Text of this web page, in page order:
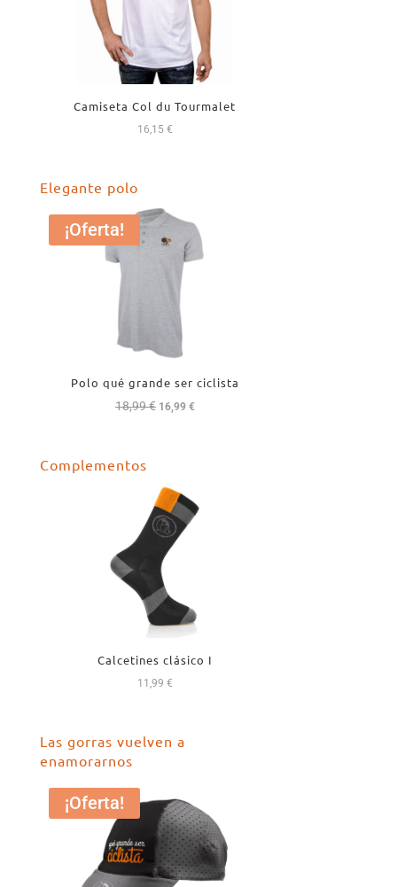
Camiseta Col du Tourmalet
16,15 €
Elegante polo
¡Oferta!
Polo qué grande ser ciclista
18,99€ El
18,99 €.
16,99 €El
Complementos
Calcetines clásico I
11,99 €
Las gorras vuelven a
enamorarnos
¡Oferta!